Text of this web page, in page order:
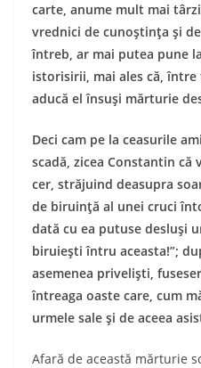
carte, anume mult mai
vrednici de cunoştinţa şi
întreb, ar mai putea pune
istorisirii, mai ales că,
aducă el însuşi mărturie
Deci cam pe la ceasurile
scadă, zicea Constantin că
cer, străjuind deasupra
de biruinţă al unei cruci
dată cu ea putuse desluşi
biruieşti întru aceasta!”;
asemenea privelişti,
întreaga oaste care, cum
urmele sale şi de aceea
Afară de această mărturie